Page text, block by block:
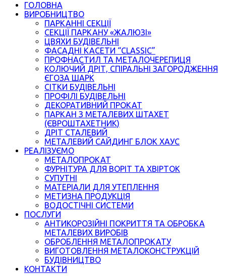
ГОЛОВНА
ВИРОБНИЦТВО
ПАРКАННІ СЕКЦІЇ
СЕКЦІЇ ПАРКАНУ «ЖАЛЮЗІ»
ЦВЯХИ БУДІВЕЛЬНІ
ФАСАДНІ КАСЕТИ “CLASSIC”
ПРОФНАСТИЛ ТА МЕТАЛОЧЕРЕПИЦЯ
КОЛЮЧИЙ ДРІТ, СПІРАЛЬНІ ЗАГОРОДЖЕННЯ
ЄГОЗА ШАРК
СІТКИ БУДІВЕЛЬНІ
ПРОФІЛІ БУДІВЕЛЬНІ
ДЕКОРАТИВНИЙ ПРОКАТ
ПАРКАН З МЕТАЛЕВИХ ШТАХЕТ
(ЄВРОШТАХЕТНИК)
ДРІТ СТАЛЕВИЙ
МЕТАЛЕВИЙ САЙДИНГ БЛОК ХАУС
РЕАЛІЗУЄМО
МЕТАЛОПРОКАТ
ФУРНІТУРА ДЛЯ ВОРІТ ТА ХВІРТОК
СУПУТНІ
МАТЕРІАЛИ ДЛЯ УТЕПЛЕННЯ
МЕТИЗНА ПРОДУКЦІЯ
ВОДОСТІЧНІ СИСТЕМИ
ПОСЛУГИ
АНТИКОРОЗІЙНІ ПОКРИТТЯ ТА ОБРОБКА
МЕТАЛЕВИХ ВИРОБІВ
ОБРОБЛЕННЯ МЕТАЛОПРОКАТУ
ВИГОТОВЛЕННЯ МЕТАЛОКОНСТРУКЦІЙ
БУДІВНИЦТВО
КОНТАКТИ